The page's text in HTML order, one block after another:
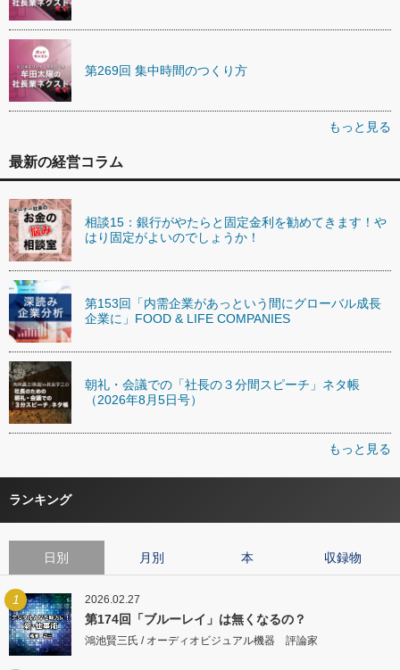
第269回 集中時間のつくり方
もっと見る
最新の経営コラム
相談15：銀行がやたらと固定金利を勧めてきます！や
はり固定がよいのでしょうか！
第153回「内需企業があっという間にグローバル成長
企業に」FOOD & LIFE COMPANIES
朝礼・会議での「社長の３分間スピーチ」ネタ帳
（2026年8月5日号）
もっと見る
ランキング
日別 月別 本 収録物
1 2026.02.27
第174回「ブルーレイ」は無くなるの？
鴻池賢三氏 / オーディオビジュアル機器 評論家